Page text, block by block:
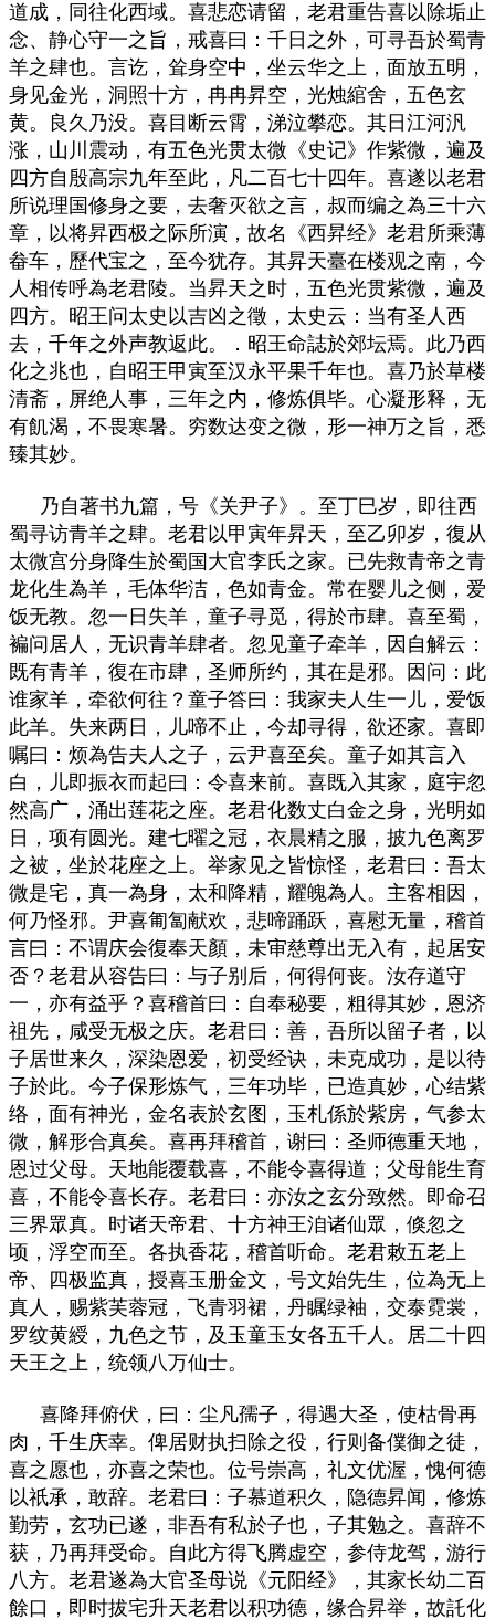
道成，同往化西域。喜悲恋请留，老君重告喜以除垢止
念、静心守一之旨，戒喜曰：千日之外，可寻吾於蜀青
羊之肆也。言讫，耸身空中，坐云华之上，面放五明，
身见金光，洞照十方，冉冉昇空，光烛綰舍，五色玄
黄。良久乃没。喜目断云霄，涕泣攀恋。其日江河汎
涨，山川震动，有五色光贯太微《史记》作紫微，遍及
四方自殷高宗九年至此，凡二百七十四年。喜遂以老君
所说理国修身之要，去奢灭欲之言，叔而编之為三十六
章，以将昇西极之际所演，故名《西昇经》老君所乘薄
畚车，歷代宝之，至今犹存。其昇天臺在楼观之南，今
人相传呼為老君陵。当昇天之时，五色光贯紫微，遍及
四方。昭王问太史以吉凶之徵，太史云：当有圣人西
去，千年之外声教返此。．昭王命誌於郊坛焉。此乃西
化之兆也，自昭王甲寅至汉永平果千年也。喜乃於草楼
清斋，屏绝人事，三年之内，修炼俱毕。心凝形释，无
有飢渴，不畏寒暑。穷数达变之微，形一神万之旨，悉
臻其妙。
乃自著书九篇，号《关尹子》。至丁巳岁，即往西
蜀寻访青羊之肆。老君以甲寅年昇天，至乙卯岁，復从
太微宫分身降生於蜀国大官李氏之家。已先救青帝之青
龙化生為羊，毛体华洁，色如青金。常在婴儿之侧，爱
饭无教。忽一日失羊，童子寻觅，得於市肆。喜至蜀，
褊问居人，无识青羊肆者。忽见童子牵羊，因自解云：
既有青羊，復在市肆，圣师所约，其在是邪。因问：此
谁家羊，牵欲何往？童子答曰：我家夫人生一儿，爱饭
此羊。失来两日，儿啼不止，今却寻得，欲还家。喜即
嘱曰：烦為告夫人之子，云尹喜至矣。童子如其言入
白，儿即振衣而起曰：令喜来前。喜既入其家，庭宇忽
然高广，涌出莲花之座。老君化数丈白金之身，光明如
日，项有圆光。建七曜之冠，衣晨精之服，披九色离罗
之被，坐於花座之上。举家见之皆惊怪，老君曰：吾太
微是宅，真一為身，太和降精，耀魄為人。主客相因，
何乃怪邪。尹喜匍匐献欢，悲啼踊跃，喜慰无量，稽首
言曰：不谓庆会復奉天顏，未审慈尊出无入有，起居安
否？老君从容告曰：与子别后，何得何丧。汝存道守
一，亦有益乎？喜稽首曰：自奉秘要，粗得其妙，恩济
祖先，咸受无极之庆。老君曰：善，吾所以留子者，以
子居世来久，深染恩爱，初受经诀，未克成功，是以待
子於此。今子保形炼气，三年功毕，已造真妙，心结紫
络，面有神光，金名表於玄图，玉札係於紫房，气参太
微，解形合真矣。喜再拜稽首，谢曰：圣师德重天地，
恩过父母。天地能覆载喜，不能令喜得道；父母能生育
喜，不能令喜长存。老君曰：亦汝之玄分致然。即命召
三界眾真。时诸天帝君、十方神王洎诸仙眾，倏忽之
顷，浮空而至。各执香花，稽首听命。老君敕五老上
帝、四极监真，授喜玉册金文，号文始先生，位為无上
真人，赐紫芙蓉冠，飞青羽裙，丹瞩绿袖，交泰霓裳，
罗纹黄綬，九色之节，及玉童玉女各五千人。居二十四
天王之上，统领八万仙士。
喜降拜俯伏，曰：尘凡孺子，得遇大圣，使枯骨再
肉，千生庆幸。俾居财执扫除之役，行则备僕御之徒，
喜之愿也，亦喜之荣也。位号崇高，礼文优渥，愧何德
以祇承，敢辞。老君曰：子慕道积久，隐德昇闻，修炼
勤劳，玄功已遂，非吾有私於子也，子其勉之。喜辞不
获，乃再拜受命。自此方得飞腾虚空，参侍龙驾，游行
八方。老君遂為大官圣母说《元阳经》，其家长幼二百
餘口，即时拔宅升天老君以积功德，缘合昇举，故託化